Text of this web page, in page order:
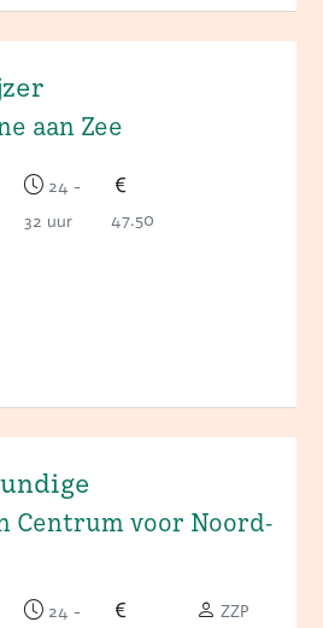
aan Zee
24 -
32 uur
47.50
Centrum voor Noord-
24 -
ZZP